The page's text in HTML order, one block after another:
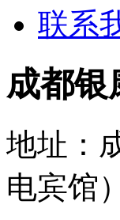
联系
成都银
地址：
电宾馆）